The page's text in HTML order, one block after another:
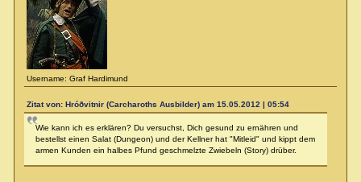
Username: Graf Hardimund
Zitat von: Hróðvitnir (Carcharoths Ausbilder) am 15.05.2012 | 05:54
Wie kann ich es erklären? Du versuchst, Dich gesund zu ernähren und
bestellst einen Salat (Dungeon) und der Kellner hat "Mitleid" und kippt dem
armen Kunden ein halbes Pfund geschmelzte Zwiebeln (Story) drüber.